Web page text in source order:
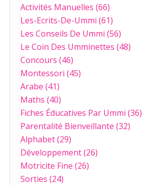
Activités Manuelles (66)
Les-Ecrits-De-Ummi (61)
Les Conseils De Ummi (56)
Le Coin Des Umminettes (48)
Concours (46)
Montessori (45)
Arabe (41)
Maths (40)
Fiches Éducatives Par Ummi (36)
Parentalité Bienveillante (32)
Alphabet(29)
Développement(26)
Motricite Fine (26)
Sorties (24)